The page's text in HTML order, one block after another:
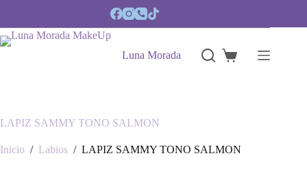
contenido
Luna Morada
Carro
LAPIZ SAMMY TONO SALMON
Inicio / Labios / LAPIZ SAMMY TONO SALMON